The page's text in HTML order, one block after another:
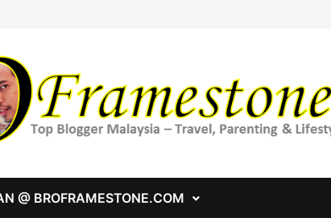
@ BROFRAMESTONE.COM